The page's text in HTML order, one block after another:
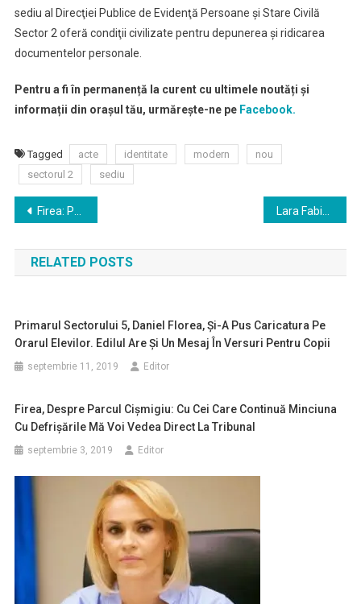
sediu al Direcţiei Publice de Evidenţă Persoane şi Stare Civilă
Sector 2 oferă condiţii civilizate pentru depunerea şi ridicarea
documentelor personale.
Pentru a fi în permanență la curent cu ultimele noutăți și
informații din orașul tău, urmărește-ne peFacebook.
Tagged acte identitate modern
nou
sectorul 2
sediu
Navigare
în
articole
Firea: Primele locuinţe sociale din Prelungirea Ghencea ar putea fi date în folosinţă în septembrie
RELATED POSTS
Primarul Sectorului 5, Daniel Florea, Şi-A Pus Caricatura Pe
Orarul Elevilor. Edilul Are Şi Un Mesaj În Versuri Pentru Copii
septembrie 11, 2019 Editor
Firea, Despre Parcul Cişmigiu: Cu Cei Care Continuă Minciuna
Cu Defrişările Mă Voi Vedea Direct La Tribunal
septembrie 3, 2019 Editor